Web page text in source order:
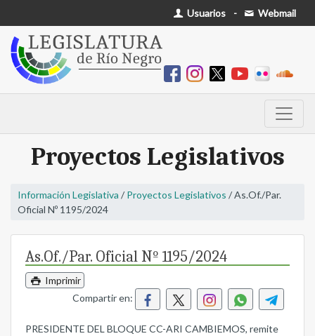
Usuarios - Webmail
Proyectos Legislativos
Información Legislativa / Proyectos Legislativos / As.Of./Par.
Oficial Nº 1195/2024
As.Of./Par. Oficial Nº 1195/2024
Imprimir
Compartir en:
PRESIDENTE DEL BLOQUE CC-ARI CAMBIEMOS, remite